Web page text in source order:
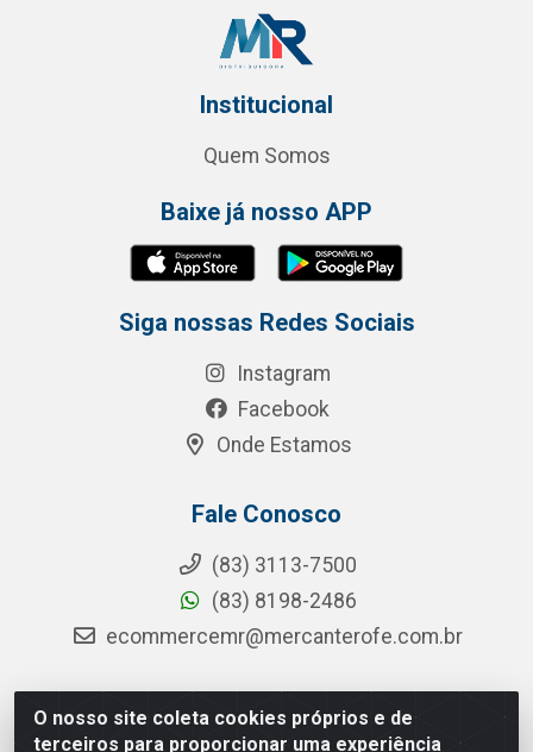
O nosso site coleta cookies próprios e de
terceiros para proporcionar uma experiência
Institucional
Quem Somos
Baixe já nosso APP
Siga nossas Redes Sociais
Instagram
Facebook
Onde Estamos
Fale Conosco
(83) 3113-7500
(83) 8198-2486
ecommercemr@mercanterofe.com.br
MR Distribuidora - Rua Hortêncio Ribeiro de Luna, 3777 -